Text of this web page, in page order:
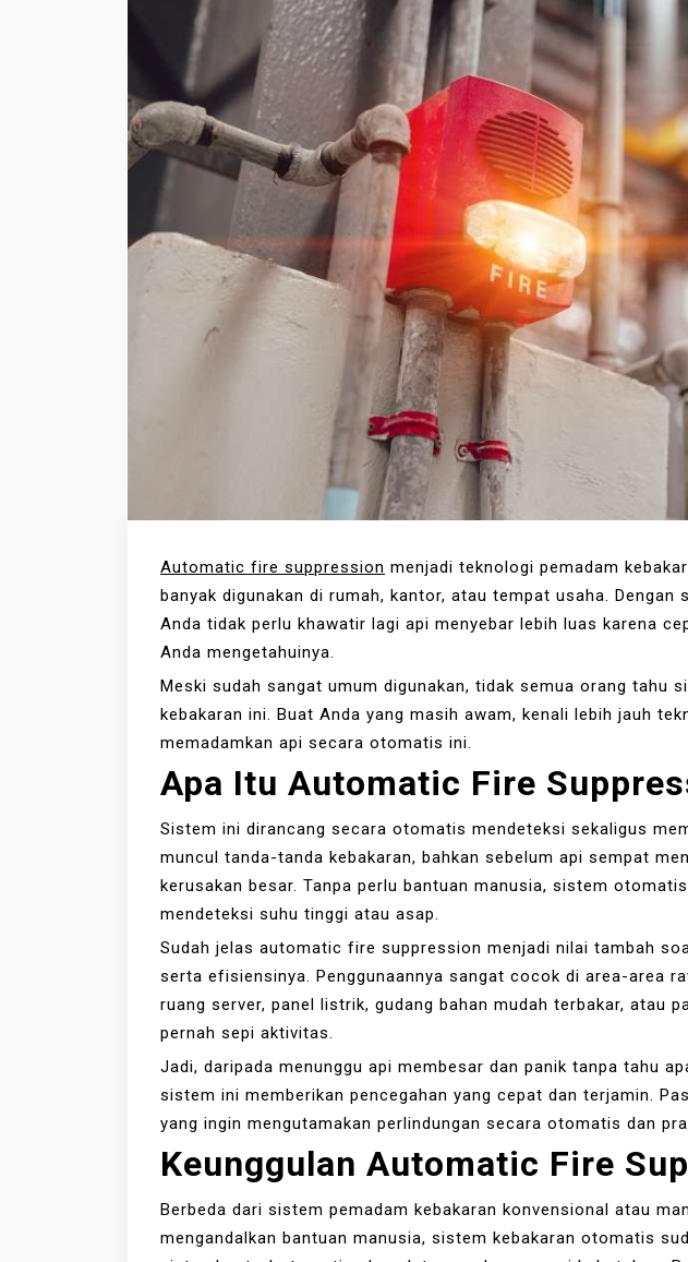
Automatic fire suppression menjadi teknologi pemadam
banyak digunakan di rumah, kantor, atau tempat usaha. Dengan
Anda tidak perlu khawatir lagi api menyebar lebih luas karena
Anda mengetahuinya.
Meski sudah sangat umum digunakan, tidak semua orang tahu
kebakaran ini. Buat Anda yang masih awam, kenali lebih jauh
memadamkan api secara otomatis ini.
Apa Itu Automatic Fire
Sistem ini dirancang secara otomatis mendeteksi sekaligus
muncul tanda-tanda kebakaran, bahkan sebelum api sempat
kerusakan besar. Tanpa perlu bantuan manusia, sistem
mendeteksi suhu tinggi atau asap.
Sudah jelas automatic fire suppression menjadi nilai tambah
serta efisiensinya. Penggunaannya sangat cocok di area-area
ruang server, panel listrik, gudang bahan mudah terbakar, atau
pernah sepi aktivitas.
Jadi, daripada menunggu api membesar dan panik tanpa tahu
sistem ini memberikan pencegahan yang cepat dan terjamin.
yang ingin mengutamakan perlindungan secara otomatis dan
Keunggulan Automatic Fire
Berbeda dari sistem pemadam kebakaran konvensional atau
mengandalkan bantuan manusia, sistem kebakaran otomatis